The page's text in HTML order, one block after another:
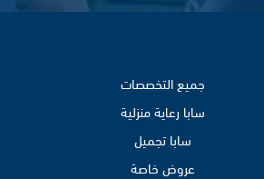
جميع التخصصات
سابا رعاية منزلية
سابا تجميل
عروض خاصة